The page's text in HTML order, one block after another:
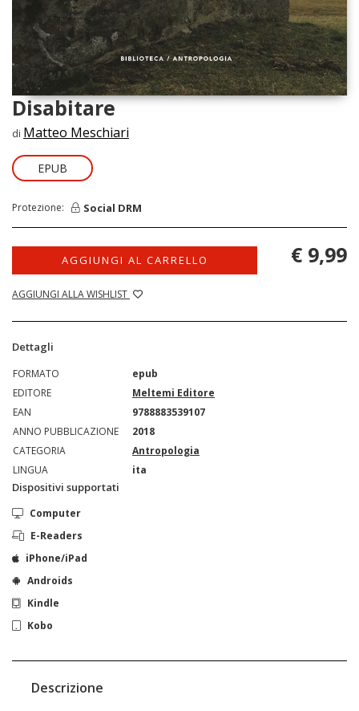
Disabitare
di Matteo Meschiari
EPUB
Protezione: Social DRM
AGGIUNGI AL CARRELLO
AGGIUNGI ALLA WISHLIST
€ 9,99
Dettagli
FORMATO
epub
EDITORE
Meltemi Editore
EAN
9788883539107
ANNO PUBBLICAZIONE
2018
CATEGORIA
Antropologia
LINGUA
ita
Dispositivi supportati
Computer
E-Readers
iPhone/iPad
Androids
Kindle
Kobo
Descrizione